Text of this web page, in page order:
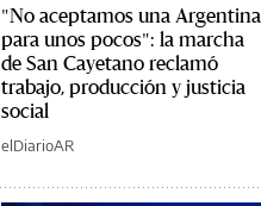
"No aceptamos una Argentina
para unos pocos": la marcha
de San Cayetano reclamó
trabajo, producción y justicia
social
elDiarioAR